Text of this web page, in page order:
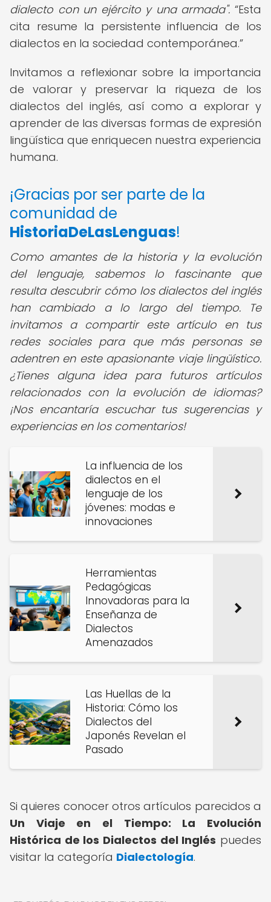
dialecto con un ejército y una armada". Esta
cita resume la persistente influencia de los
dialectos en la sociedad contemporánea.
Invitamos a reflexionar sobre la importancia
de valorar y preservar la riqueza de los
dialectos del inglés, así como a explorar y
aprender de las diversas formas de expresión
lingüística que enriquecen nuestra experiencia
humana.
¡Gracias por ser parte de la
comunidad de
HistoriaDeLasLenguas!
Como amantes de la historia y la evolución
del lenguaje, sabemos lo fascinante que
resulta descubrir cómo los dialectos del inglés
han cambiado a lo largo del tiempo. Te
invitamos a compartir este artículo en tus
redes sociales para que más personas se
adentren en este apasionante viaje lingüístico.
¿Tienes alguna idea para futuros artículos
relacionados con la evolución de idiomas?
¡Nos encantaría escuchar tus sugerencias y
experiencias en los comentarios!
La influencia de los
dialectos en el
lenguaje de los
jóvenes: modas e
innovaciones
Herramientas
Pedagógicas
Innovadoras para la
Enseñanza de
Dialectos
Amenazados
Las Huellas de la
Historia: Cómo los
Dialectos del
Japonés Revelan el
Pasado
Si quieres conocer otros artículos parecidos a
Un Viaje en el Tiempo: La Evolución
Histórica de los Dialectos del Inglés puedes
visitar la categoría Dialectología.